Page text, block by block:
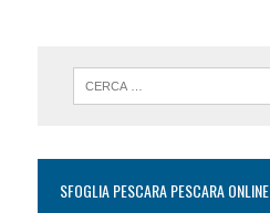
SFOGLIA PESCARA PESCARA ONLINE